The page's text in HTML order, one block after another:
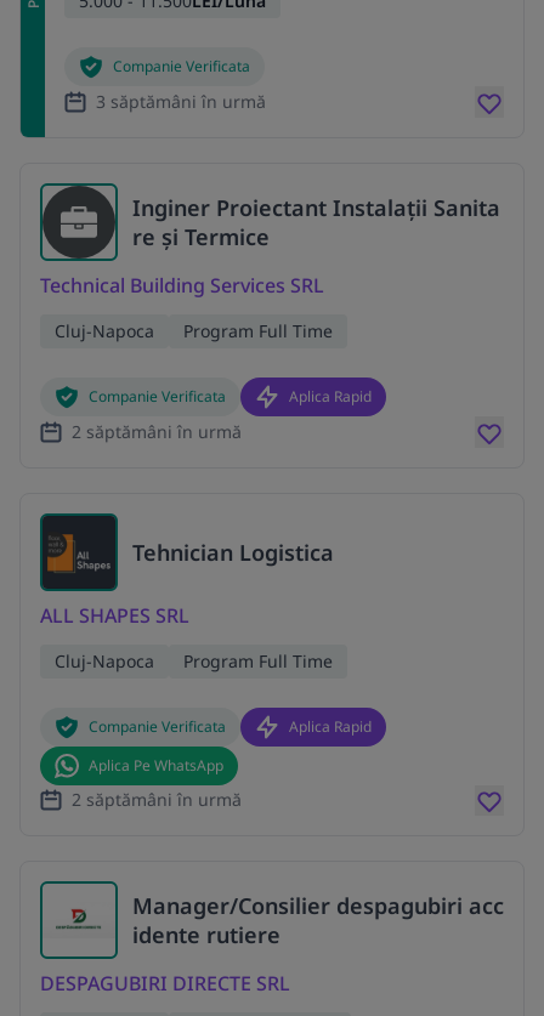
Companie Verificata
3 săptămâni în urmă
Inginer Proiectant Instalații Sanita
re și Termice
Technical Building Services SRL
Cluj-Napoca Program Full Time
Companie Verificata Aplica Rapid
2 săptămâni în urmă
Tehnician Logistica
ALL SHAPES SRL
Cluj-Napoca Program Full Time
Companie Verificata
Aplica Rapid
Aplica Pe WhatsApp
2 săptămâni în urmă
Manager/Consilier despagubiri acc
idente rutiere
DESPAGUBIRI DIRECTE SRL